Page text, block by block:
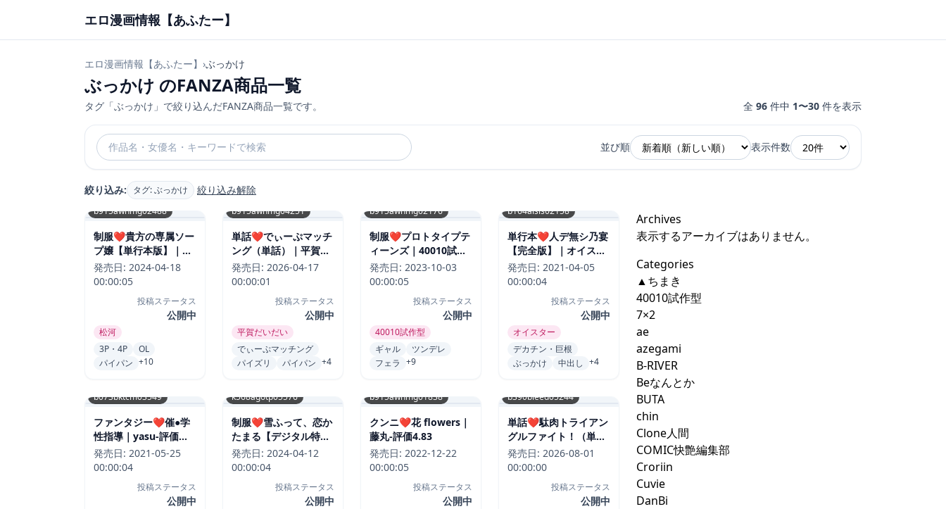
エロ漫画情報【あふたー】
エロ漫画情報【あふたー】 ›ぶっかけ
ぶっかけ のFANZA商品一覧
タグ「ぶっかけ」で絞り込んだFANZA商品一覧です。 全 96 件中 1〜30 件を表示
並び順 表示件数
絞り込み: タグ: ぶっかけ 絞り込み解除
b915awnmg02488
制服❤貴方の専属ソー
プ嬢【単行本版】｜松
河-評価4.80
発売日: 2024-04-18
00:00:05
投稿ステータス
公開中
松河
3P・4P
OL
パイパン +10
b915awnmg04251
単話❤でぃーぷマッチ
ング（単話）｜平賀だ
いだい-評価5.00
発売日: 2026-04-17
00:00:01
投稿ステータス
公開中
平賀だいだい
でぃーぷマッチング
パイズリ
パイパン +4
b915awnmg02176
制服❤プロトタイプテ
ィーンズ｜40010試作
型-評価4.81
発売日: 2023-10-03
00:00:05
投稿ステータス
公開中
40010試作型
ギャル
ツンデレ
フェラ +9
b164aisis02158
単行本❤人デ無シ乃宴
【完全版】｜オイスタ
ー-評価4.82
発売日: 2021-04-05
00:00:04
投稿ステータス
公開中
オイスター
デカチン・巨根
ぶっかけ
中出し +4
b073bktcm03549
ファンタジー❤催●学
性指導｜yasu-評価
4.82
発売日: 2021-05-25
00:00:04
投稿ステータス
公開中
k568agotp05576
制服❤雪ふって、恋か
たまる【デジタル特装
版】｜波乗かもめ-評価
4.82
発売日: 2024-04-12
00:00:04
投稿ステータス
公開中
b915awnmg01838
クンニ❤花 flowers｜
藤丸-評価4.83
発売日: 2022-12-22
00:00:05
投稿ステータス
公開中
b390bleed05244
単話❤駄肉トライアン
グルファイト！（単
話）｜安藤裕行-評価
5.00
発売日: 2026-08-01
00:00:00
投稿ステータス
公開中
Archives
表示するアーカイブはありません。
Categories
▲ちまき
40010試作型
7×2
ae
azegami
B-RIVER
Beなんとか
BUTA
chin
Clone人間
COMIC快艶編集部
Croriin
Cuvie
DanBi